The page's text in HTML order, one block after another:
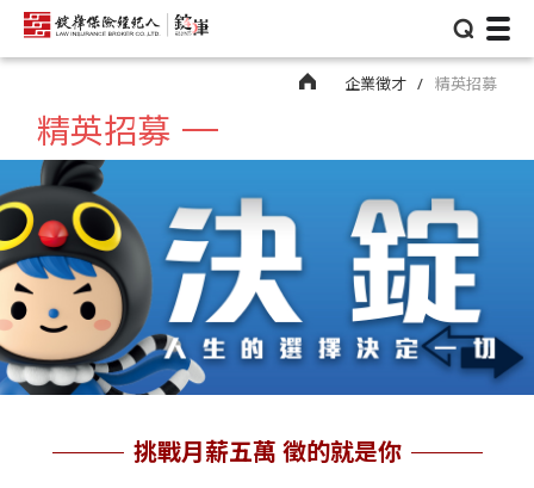
⌕
企業徵才 精英招募
精英招募
挑戰月薪五萬 徵的就是你